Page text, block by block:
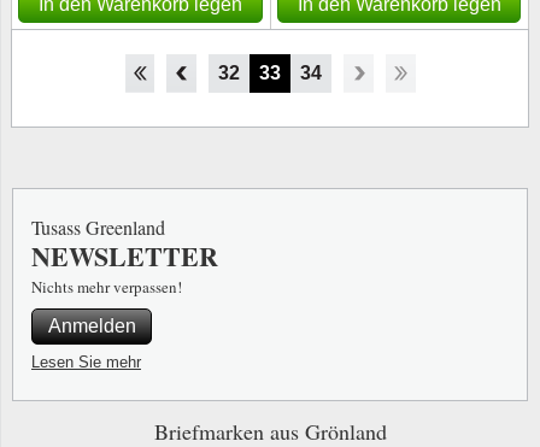
In den Warenkorb legen In den Warenkorb legen
30 31 32 33 34
Briefmarken aus Grönland
Tusass Greenland
NEWSLETTER
Nichts mehr verpassen!
Anmelden
Lesen Sie mehr